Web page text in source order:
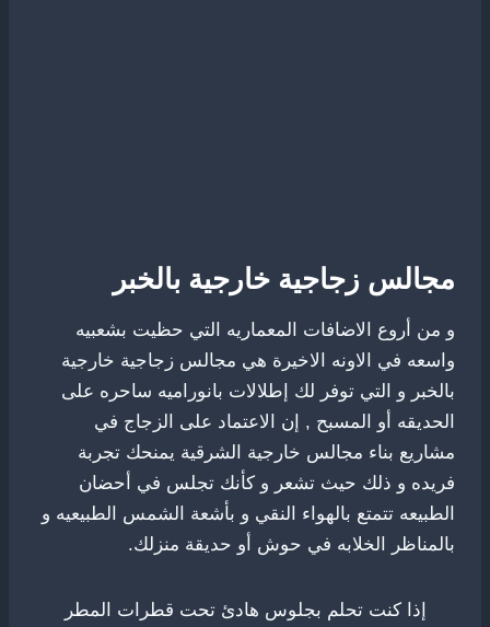
مجالس زجاجية خارجية بالخبر
و من أروع الاضافات المعماريه التي حظيت بشعبيه
واسعه في الاونه الاخيرة هي مجالس زجاجية خارجية
بالخبر و التي توفر لك إطلالات بانوراميه ساحره على
الحديقه أو المسبح , إن الاعتماد على الزجاج في
مشاريع بناء مجالس خارجية الشرقية يمنحك تجربة
فريده و ذلك حيث تشعر و كأنك تجلس في أحضان
الطبيعه تتمتع بالهواء النقي و بأشعة الشمس الطبيعيه و
بالمناظر الخلابه في حوش أو حديقة منزلك.
إذا كنت تحلم بجلوس هادئ تحت قطرات المطر